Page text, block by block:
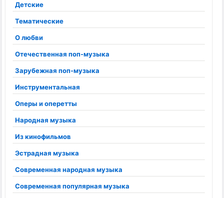
Детские
Тематические
О любви
Отечественная поп-музыка
Зарубежная поп-музыка
Инструментальная
Оперы и оперетты
Народная музыка
Из кинофильмов
Эстрадная музыка
Современная народная музыка
Современная популярная музыка